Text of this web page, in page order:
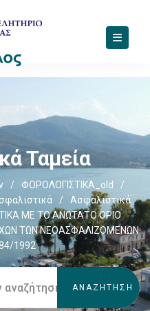
Ταμεία
/ ΦΟΡΟΛΟΓΙΣΤΙΚΑ_old
/
/
Ασφαλιστικά
ΜΕ ΤΟ ΑΝΩΤΑΤΟ ΟΡΙΟ
ΤΩΝ ΝΕΟΑΣΦΑΛΙΖΟΜΕΝΩΝ
1992